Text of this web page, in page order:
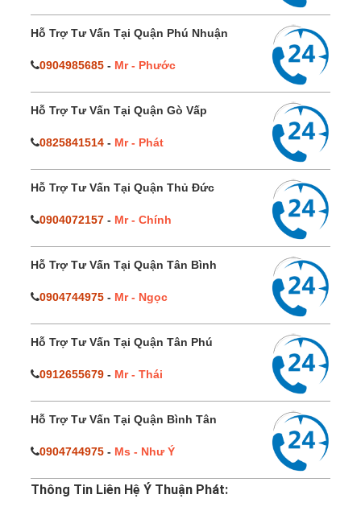
Hỗ Trợ Tư Vấn Tại Quận Phú Nhuận
0904985685 - Mr - Phước
Hỗ Trợ Tư Vấn Tại Quận Gò Vấp
0825841514 - Mr - Phát
Hỗ Trợ Tư Vấn Tại Quận Thủ Đức
0904072157 - Mr - Chính
Hỗ Trợ Tư Vấn Tại Quận Tân Bình
0904744975 - Mr - Ngọc
Hỗ Trợ Tư Vấn Tại Quận Tân Phú
0912655679 - Mr - Thái
Hỗ Trợ Tư Vấn Tại Quận Bình Tân
0904744975 - Ms - Như Ý
Thông Tin Liên Hệ Ý Thuận Phát: